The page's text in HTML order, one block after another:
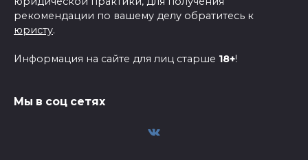
рекомендации по вашему делу обратитесь к
юристу.
Информация на сайте для лиц старше 18+!
Мы в соц сетях